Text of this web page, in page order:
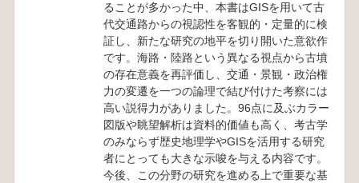
ることが多かった中、本書はGISを用いて古
代交通路からの視認性を客観的・定量的に検
証し、新たな研究の地平を切り開いた意欲作
です。海路・陸路という異なる視点から古墳
の存在意義を再評価し、交通・景観・政治権
力の変遷を一つの論理で結び付けた考察には
高い説得力がありました。96点に及ぶカラー
図版や眺望解析は資料的価値も高く、考古学
のみならず歴史地理学やGISを活用する研究
者にとっても大きな示唆を与える内容です。
今後、この分野の研究を進める上で重要な基